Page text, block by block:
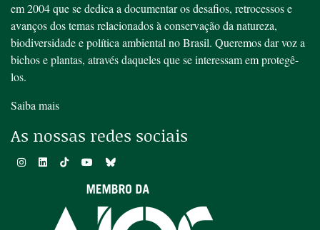
em 2004 que se dedica a documentar os desafios, retrocessos e
avanços dos temas relacionados à conservação da natureza,
biodiversidade e política ambiental no Brasil. Queremos dar voz a
bichos e plantas, através daqueles que se interessam em protegê-
los.
Saiba mais
As nossas redes sociais